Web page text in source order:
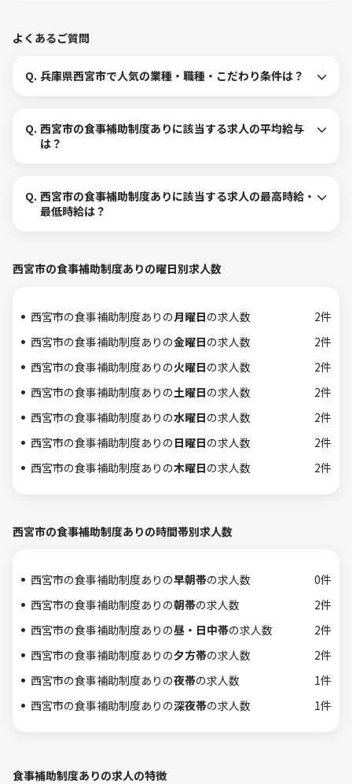
よくあるご質問
Q. 兵庫県西宮市で人気の業種・職種・こだわり条件は？
Q. 西宮市の食事補助制度ありに該当する求人の平均給与
は？
Q. 西宮市の食事補助制度ありに該当する求人の最高時給・
最低時給は？
西宮市の食事補助制度ありの曜日別求人数
西宮市の食事補助制度ありの月曜日の求人数
2件
西宮市の食事補助制度ありの金曜日の求人数
2件
西宮市の食事補助制度ありの火曜日の求人数
2件
西宮市の食事補助制度ありの土曜日の求人数
2件
西宮市の食事補助制度ありの水曜日の求人数
2件
西宮市の食事補助制度ありの日曜日の求人数
2件
西宮市の食事補助制度ありの木曜日の求人数 2件
西宮市の食事補助制度ありの時間帯別求人数
西宮市の食事補助制度ありの早朝帯の求人数
0件
西宮市の食事補助制度ありの朝帯の求人数
2件
西宮市の食事補助制度ありの昼・日中帯の求人数
2件
西宮市の食事補助制度ありの夕方帯の求人数
2件
西宮市の食事補助制度ありの夜帯の求人数
1件
西宮市の食事補助制度ありの深夜帯の求人数 1件
食事補助制度ありの求人の特徴